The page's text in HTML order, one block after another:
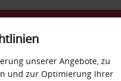
unserer Angebote, zu
und zur Optimierung Ihrer